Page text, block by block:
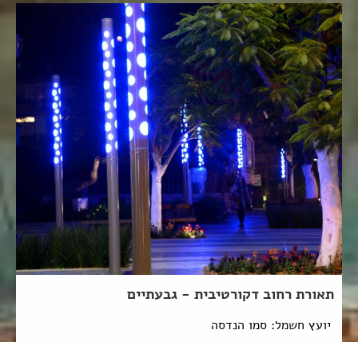
תאורת רחוב דקורטיבית - גבעתיים
יועץ חשמל: סמו הנדסה